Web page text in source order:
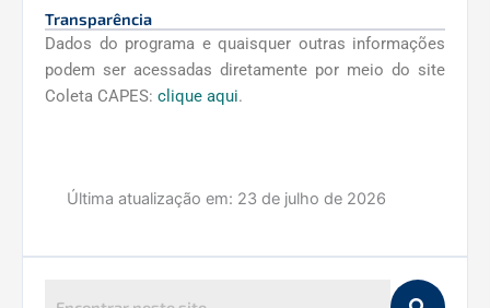
Transparência
Dados do programa e quaisquer outras informações
podem ser acessadas diretamente por meio do site
Coleta CAPES: clique aqui.
Última atualização em: 23 de julho de 2026